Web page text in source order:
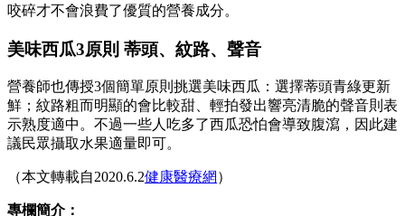
咬碎才不會浪費了優質的營養成分。
美味西瓜3原則 蒂頭、紋路、聲音
營養師也傳授3個簡單原則挑選美味西瓜：選擇蒂頭青綠更新
鮮；紋路粗而明顯的會比較甜、輕拍發出響亮清脆的聲音則表
示熟度適中。不過一些人吃多了西瓜恐怕會導致腹瀉，因此建
議民眾攝取水果適量即可。
（本文轉載自2020.6.2健康醫療網 ）
專欄簡介：